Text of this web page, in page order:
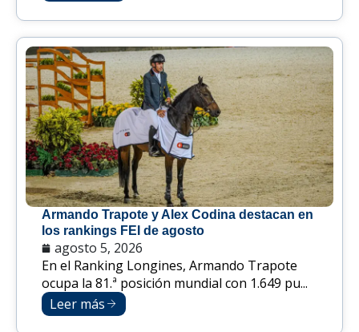
Armando Trapote y Alex Codina destacan en
los rankings FEI de agosto
agosto 5, 2026
En el Ranking Longines, Armando Trapote
ocupa la 81.ª posición mundial con 1.649 pu...
Leer más